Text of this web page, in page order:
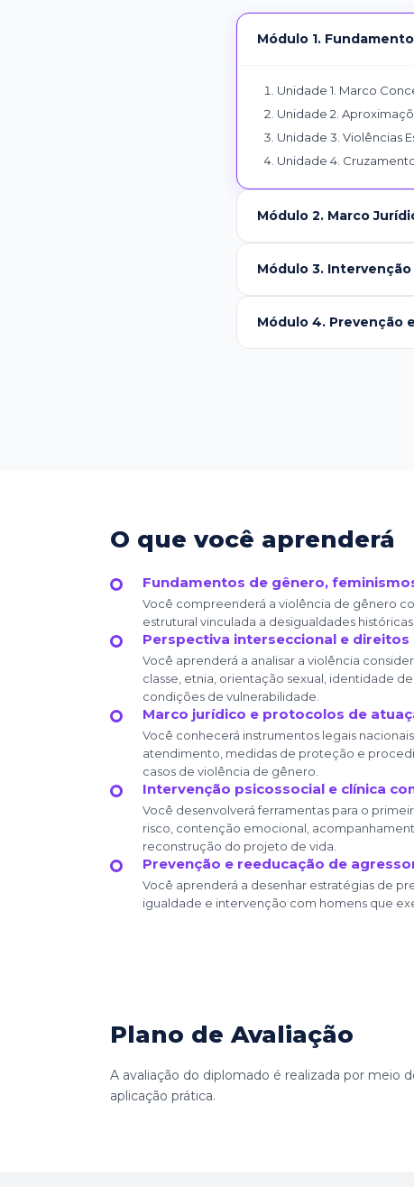
Módulo 1.
Unidade 1. Marco
Unidade 2.
Unidade 3. Violências
Unidade 4.
Módulo 2. Marco
Módulo 3.
Módulo 4. Prevenção
O que você aprenderá
Fundamentos de gênero,
Você compreenderá a violência de gênero
estrutural vinculada a desigualdades
Perspectiva interseccional e direitos
Você aprenderá a analisar a violência
classe, etnia, orientação sexual, identidade
condições de vulnerabilidade.
Marco jurídico e protocolos de
Você conhecerá instrumentos legais
atendimento, medidas de proteção e
casos de violência de gênero.
Intervenção psicossocial e clínica
Você desenvolverá ferramentas para o
risco, contenção emocional,
reconstrução do projeto de vida.
Prevenção e reeducação de
Você aprenderá a desenhar estratégias de
igualdade e intervenção com homens que
Plano de Avaliação
A avaliação do diplomado é realizada por meio
aplicação prática.